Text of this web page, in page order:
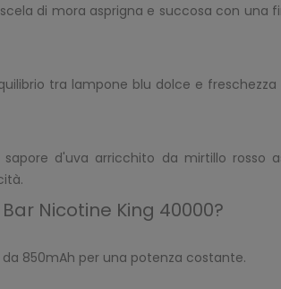
di mora asprigna e succosa con una
tra lampone blu dolce e
sapore d'uva arricchito da mirtillo rosso
Nicotine King 40000?
850mAh per una potenza costante.